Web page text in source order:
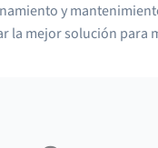
y
la mejor solución para